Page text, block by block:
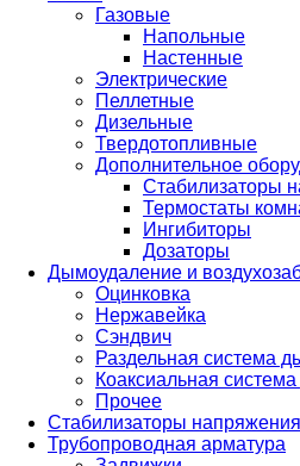
Газовые
Напольные
Настенные
Электрические
Пеллетные
Дизельные
Твердотопливные
Дополнительное
Стабилизаторы
Термостаты
Ингибиторы
Дозаторы
Дымоудаление и
Оцинковка
Нержавейка
Сэндвич
Раздельная система
Коаксиальная
Прочее
Стабилизаторы напряжения
Трубопроводная арматура